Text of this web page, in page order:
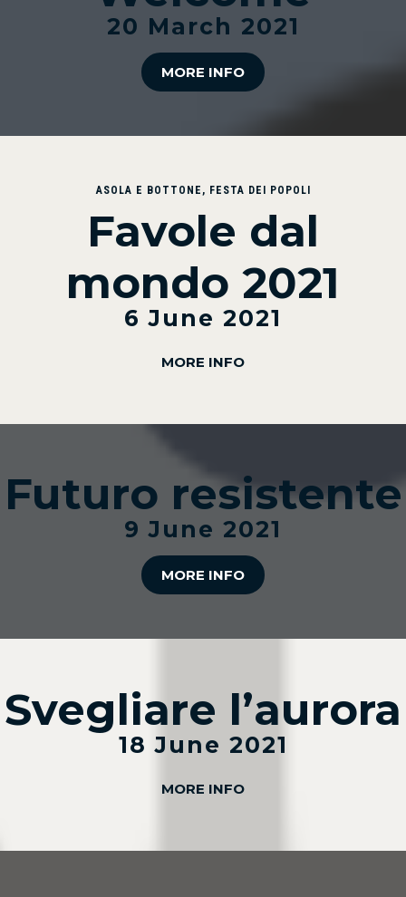
20 March 2021
MORE INFO
ASOLA E BOTTONE , FESTA DEI POPOLI
Favole dal
mondo 2021
6 June 2021
MORE INFO
Futuro resistente
9 June 2021
MORE INFO
Svegliare l’aurora
18 June 2021
MORE INFO